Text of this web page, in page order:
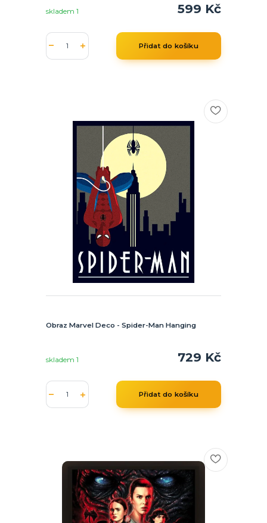
599 Kč
skladem 1
Přidat do košíku
Obraz Marvel Deco - Spider-Man Hanging
729 Kč
skladem 1
Přidat do košíku